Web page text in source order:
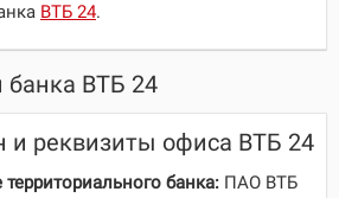
ВТБ 24.
банка ВТБ 24
и реквизиты офиса ВТБ 24
банка: ПАО ВТБ